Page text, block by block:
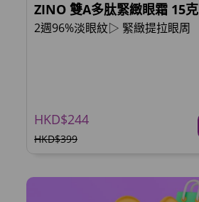
ZINO 雙A多肽緊緻眼霜 15克
2週96%淡眼紋▷ 緊緻提拉眼周
HKD$244
HKD$399